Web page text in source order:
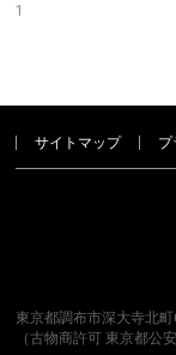
1
サイトマップ
東京都調布市深大寺北
（古物商許可 東京都公